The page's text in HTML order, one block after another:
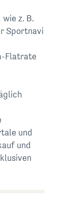
wie z. B.
Sportnavi
Flatrate
und
und